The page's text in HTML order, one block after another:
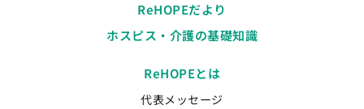
ReHOPEだより
ホスピス・介護の基礎知識
ReHOPEとは
代表メッセージ